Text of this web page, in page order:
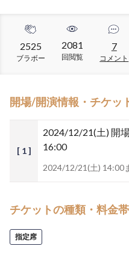
2525
ブラボー
2081
回閲覧
7
コメント
開場/開演情報・チケッ
[ 1 ]
2024/12/21(土) 開
16:00
2024/12/21(土) 14:00
チケットの種類・料金帯
指定席